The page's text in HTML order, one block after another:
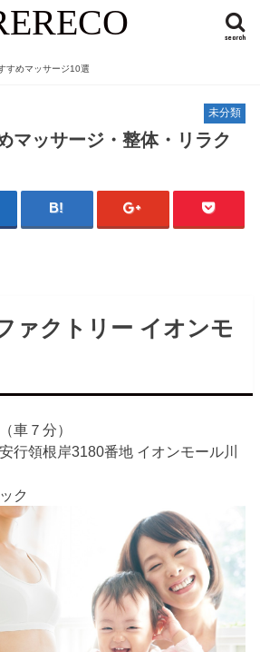
search
すめマッサージ10選
未分類
マッサージ・整体・リラク
ァクトリー イオンモ
車７分）
行領根岸3180番地 イオンモール川
ク